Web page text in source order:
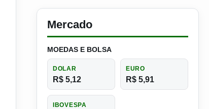
Mercado
MOEDAS E BOLSA
DOLAR
R$ 5,12
EURO
R$ 5,91
IBOVESPA